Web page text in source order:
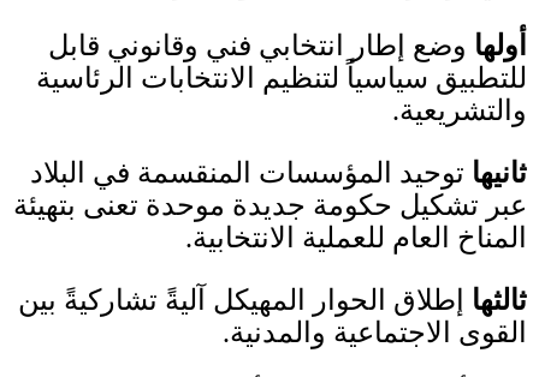
أولها وضع إطار انتخابي فني وقانوني قابل
للتطبيق سياسياً لتنظيم الانتخابات الرئاسية
والتشريعية.
ثانيها توحيد المؤسسات المنقسمة في البلاد
عبر تشكيل حكومة جديدة موحدة تعنى بتهيئة
المناخ العام للعملية الانتخابية.
ثالثها إطلاق الحوار المهيكل آليةً تشاركيةً بين
القوى الاجتماعية والمدنية.